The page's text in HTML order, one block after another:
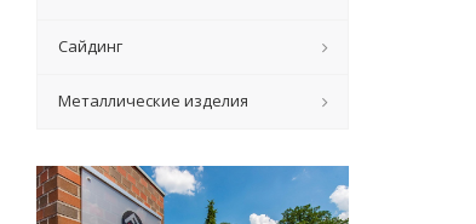
Сайдинг
Металлические изделия